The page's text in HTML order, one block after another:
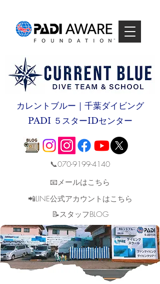
カレントブルー｜千葉ダイビング
PADI ５スターIDセンター
📞070-9199-4140
📧メールはこちら
📲LINE公式アカウントはこちら
​📝スタッフBLOG